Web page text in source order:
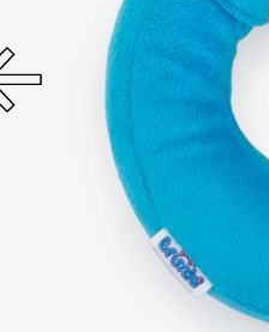
та халати
та спідниці
Термобілизна
Рушники та накидки
Реглани, поло та
Рюкзаки та сумки
Футболки та майки